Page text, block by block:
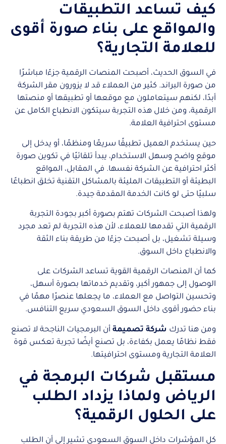
كيف تساعد التطبيقات
والمواقع على بناء صورة أقوى
للعلامة التجارية؟
في السوق الحديث، أصبحت المنصات الرقمية جزءًا مباشرًا
من صورة البراند. كثير من العملاء قد لا يزورون مقر الشركة
أبدًا، لكنهم سيتعاملون مع موقعها أو تطبيقها أو منصتها
الرقمية، ومن خلال هذه التجربة سيتكون الانطباع الكامل عن
مستوى احترافية العلامة.
حين يستخدم العميل تطبيقًا سريعًا ومنظمًا، أو يدخل إلى
موقع واضح وسهل الاستخدام، يبدأ تلقائيًا في تكوين صورة
أكثر احترافية عن الشركة نفسها. في المقابل، المواقع
البطيئة أو التطبيقات المليئة بالمشاكل التقنية تخلق انطباعًا
سلبيًا حتى لو كانت الخدمة المقدمة جيدة.
ولهذا أصبحت الشركات تهتم بصورة أكبر بجودة التجربة
الرقمية التي تقدمها للعملاء، لأن هذه التجربة لم تعد مجرد
وسيلة تشغيل، بل أصبحت جزءًا من طريقة بناء الثقة
والانطباع داخل السوق.
كما أن المنصات الرقمية القوية تساعد الشركات على
الوصول إلى جمهور أكبر، وتقديم خدماتها بصورة أسهل،
وتحسين التواصل مع العملاء، ما يجعلها عنصرًا مهمًا في
بناء حضور أقوى داخل السوق السعودي سريع التنافس.
ومن هنا تدرك شركة تصميمة أن البرمجيات الناجحة لا تصنع
فقط نظامًا يعمل بكفاءة، بل تصنع أيضًا تجربة تعكس قوة
العلامة التجارية ومستوى احترافيتها.
مستقبل شركات البرمجة في
الرياض ولماذا يزداد الطلب
على الحلول الرقمية؟
كل المؤشرات داخل السوق السعودي تشير إلى أن الطلب